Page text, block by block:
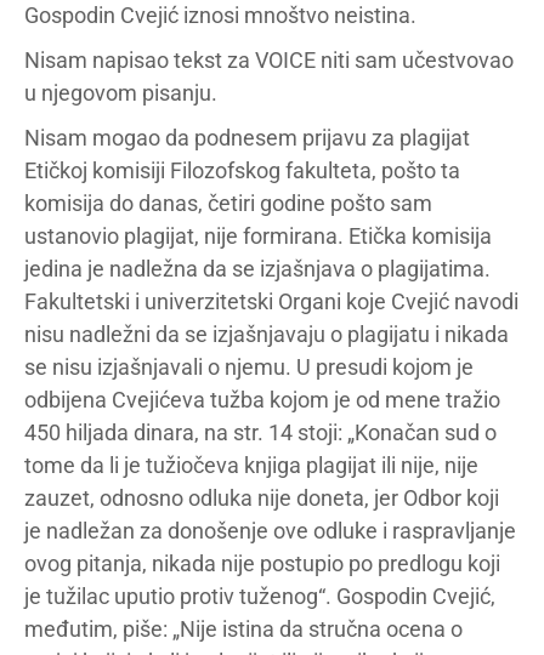
Gospodin Cvejić iznosi mnoštvo neistina.
Nisam napisao tekst za VOICE niti sam učestvovao
u njegovom pisanju.
Nisam mogao da podnesem prijavu za plagijat
Etičkoj komisiji Filozofskog fakulteta, pošto ta
komisija do danas, četiri godine pošto sam
ustanovio plagijat, nije formirana. Etička komisija
jedina je nadležna da se izjašnjava o plagijatima.
Fakultetski i univerzitetski Organi koje Cvejić navodi
nisu nadležni da se izjašnjavaju o plagijatu i nikada
se nisu izjašnjavali o njemu. U presudi kojom je
odbijena Cvejićeva tužba kojom je od mene tražio
450 hiljada dinara, na str. 14 stoji: „Konačan sud o
tome da li je tužiočeva knjiga plagijat ili nije, nije
zauzet, odnosno odluka nije doneta, jer Odbor koji
je nadležan za donošenje ove odluke i raspravljanje
ovog pitanja, nikada nije postupio po predlogu koji
je tužilac uputio protiv tuženog“. Gospodin Cvejić,
međutim, piše: „Nije istina da stručna ocena o